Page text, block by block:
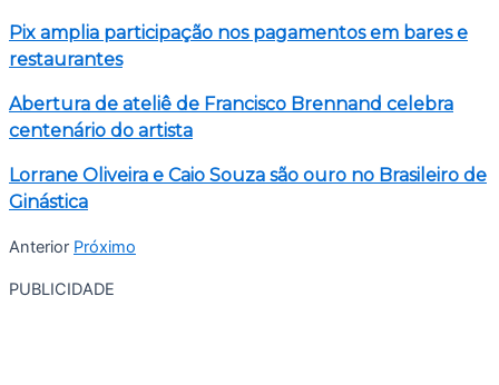
Pix amplia participação nos pagamentos em bares e
restaurantes
Abertura de ateliê de Francisco Brennand celebra
centenário do artista
Lorrane Oliveira e Caio Souza são ouro no Brasileiro de
Ginástica
Anterior Próximo
PUBLICIDADE